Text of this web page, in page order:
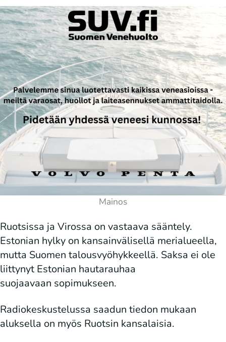
Ruotsissa ja Virossa on vastaava sääntely.
Estonian hylky on kansainvälisellä merialueella,
mutta Suomen talousvyöhykkeellä. Saksa ei ole
liittynyt Estonian hautarauhaa
suojaavaan sopimukseen.
Radiokeskustelussa saadun tiedon mukaan
aluksella on myös Ruotsin kansalaisia.